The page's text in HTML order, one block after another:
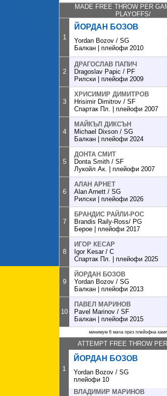
MADE FREE THROW PER
PLAYOFFS/
1
ЙОРДАН БОЗОВ
Yordan Bozov / SG
Балкан | плейофи 2010
2
ДРАГОСЛАВ ПАПИЧ
Dragoslav Papic / PF
Рилски | плейофи 2009
3
ХРИСИМИР ДИМИТРОВ
Hrisimir Dimitrov / SF
Спартак Пл. | плейофи 2007
4
МАЙКЪЛ ДИКСЪН
Michael Dixson / SG
Балкан | плейофи 2024
5
ДОНТА СМИТ
Donta Smith / SF
Лукойл Ак. | плейофи 2007
6
АЛАН АРНЕТ
Alan Arnett / SG
Рилски | плейофи 2026
7
БРАНДИС РАЙЛИ-РОС
Brandis Raily-Ross/ PG
Берое | плейофи 2017
8
ИГОР КЕСАР
Igor Kesar / C
Спартак Пл. | плейофи 2025
9
ЙОРДАН БОЗОВ
Yordan Bozov / SG
Балкан | плейофи 2013
10
ПАВЕЛ МАРИНОВ
Pavel Marinov / SF
Балкан | плейофи 2015
минимум 6 мача през плейофна
ATTEMPT FREE THROW
1
ЙОРДАН БОЗОВ
Yordan Bozov / SG
плейофи 10
ВЛАДИМИР МАРИНОВ